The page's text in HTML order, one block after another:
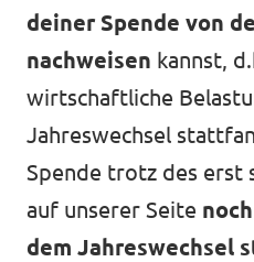
deiner Spende von
nachweisen kannst,
wirtschaftliche
Jahreswechsel
Spende trotz des erst
auf unserer Seite
dem Jahreswechsel